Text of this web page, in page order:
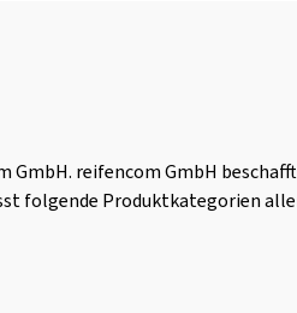
GmbH. reifencom GmbH
folgende Produktkategorien